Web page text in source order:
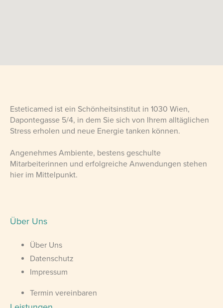
Esteticamed ist ein Schönheitsinstitut in 1030 Wien,
Dapontegasse 5/4, in dem Sie sich von Ihrem alltäglichen
Stress erholen und neue Energie tanken können.
Angenehmes Ambiente, bestens geschulte
Mitarbeiterinnen und erfolgreiche Anwendungen stehen
hier im Mittelpunkt.
Über Uns
Über Uns
Datenschutz
Impressum
Termin vereinbaren